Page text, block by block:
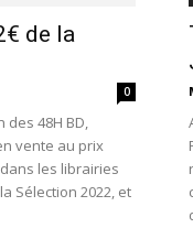
de la
0
des 48H BD,
vente au prix
les librairies
Sélection 2022, et